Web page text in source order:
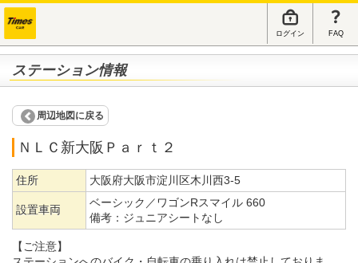
ログイン FAQ
ステーション情報
周辺地図に戻る
ＮＬＣ新大阪Ｐａｒｔ２
住所 大阪府大阪市淀川区木川西3-5
設置車両
ベーシック／ワゴンRスマイル 660
備考： ジュニアシートなし
【ご注意】